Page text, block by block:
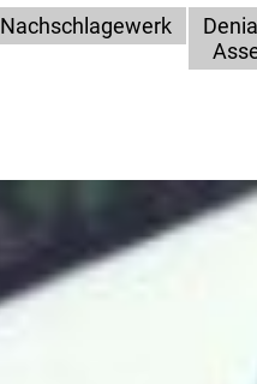
Nachschlagewerk